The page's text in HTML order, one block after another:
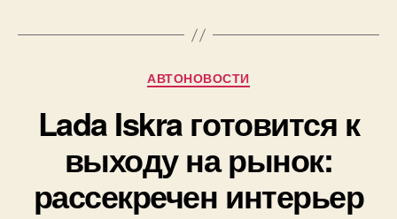
Рубрики
АВТОНОВОСТИ
Lada Iskra готовится к
выходу на рынок:
рассекречен интерьер